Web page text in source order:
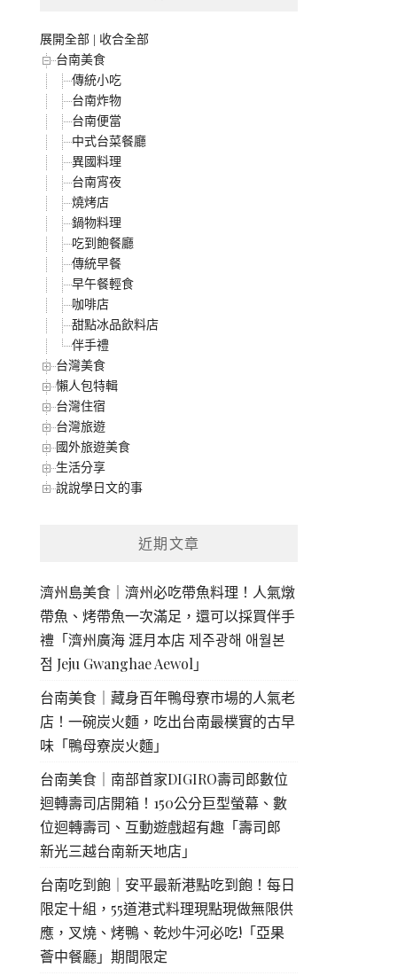
展開全部
收合全部
台南美食
傳統小吃
台南炸物
台南便當
中式台菜餐廳
異國料理
台南宵夜
燒烤店
鍋物料理
吃到飽餐廳
傳統早餐
早午餐輕食
咖啡店
甜點冰品飲料店
伴手禮
台灣美食
懶人包特輯
台灣住宿
台灣旅遊
國外旅遊美食
生活分享
說說學日文的事
近期文章
濟州島美食｜濟州必吃帶魚料理！人氣燉
帶魚、烤帶魚一次滿足，還可以採買伴手
禮「濟州廣海 涯月本店 제주광해 애월본
점 Jeju Gwanghae Aewol」
台南美食｜藏身百年鴨母寮市場的人氣老
店！一碗炭火麵，吃出台南最樸實的古早
味「鴨母寮炭火麵」
台南美食｜南部首家DIGIRO壽司郎數位
迴轉壽司店開箱！150公分巨型螢幕、數
位迴轉壽司、互動遊戲超有趣「壽司郎
新光三越台南新天地店」
台南吃到飽｜安平最新港點吃到飽！每日
限定十組，55道港式料理現點現做無限供
應，叉燒、烤鴨、乾炒牛河必吃!「亞果
薈中餐廳」期間限定